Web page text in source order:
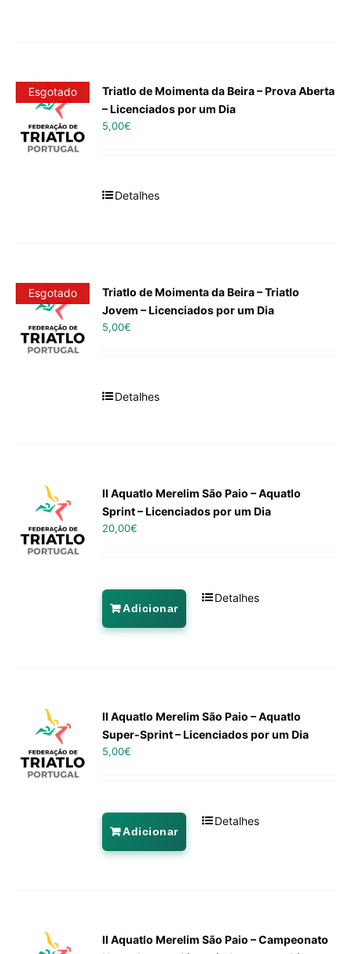
Esgotado
Triatlo de Moimenta da Beira – Prova Aberta
– Licenciados por um Dia
5,00€
Detalhes
Esgotado
Triatlo de Moimenta da Beira – Triatlo
Jovem – Licenciados por um Dia
5,00€
Detalhes
II Aquatlo Merelim São Paio – Aquatlo
Sprint – Licenciados por um Dia
20,00€
Adicionar
Detalhes
II Aquatlo Merelim São Paio – Aquatlo
Super-Sprint – Licenciados por um Dia
5,00€
Adicionar
Detalhes
II Aquatlo Merelim São Paio – Campeonato